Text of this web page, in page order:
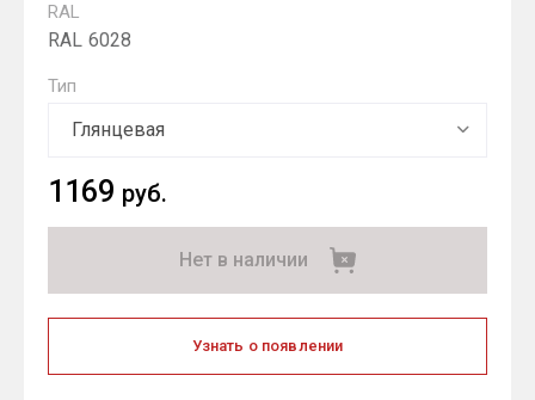
RAL
RAL 6028
Тип
1169 руб.
Нет в наличии
Узнать о появлении